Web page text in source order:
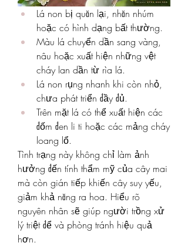
Lá non bị quăn lại, nhăn nhúm
hoặc có hình dạng bất thường.
Màu lá chuyển dần sang vàng,
nâu hoặc xuất hiện những vệt
cháy lan dần từ rìa lá.
Lá non rụng nhanh khi còn nhỏ,
chưa phát triển đầy đủ.
Trên mặt lá có thể xuất hiện các
đốm đen li ti hoặc các mảng cháy
loang lổ.
Tình trạng này không chỉ làm ảnh
hưởng đến tính thẩm mỹ của cây mai
mà còn gián tiếp khiến cây suy yếu,
giảm khả năng ra hoa. Hiểu rõ
nguyên nhân sẽ giúp người trồng xử
lý triệt để và phòng tránh hiệu quả
hơn.